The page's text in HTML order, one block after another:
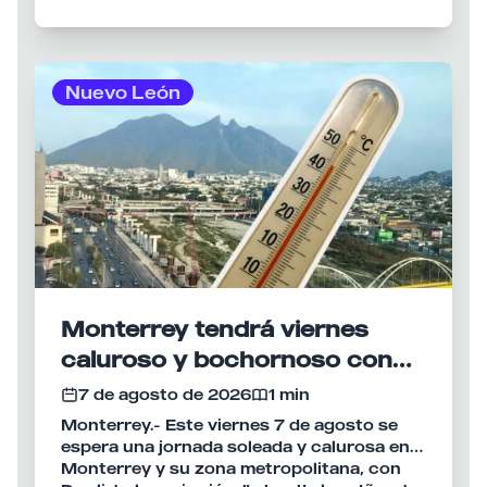
Nuevo León
Monterrey tendrá viernes
caluroso y bochornoso con
máxima de 37°C
7 de agosto de 2026
1 min
Monterrey.- Este viernes 7 de agosto se
espera una jornada soleada y calurosa en
Monterrey y su zona metropolitana, con